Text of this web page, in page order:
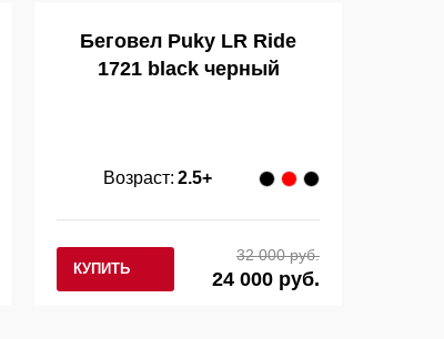
Беговел Puky LR Ride
1721 black черный
Возраст: 2.5+
КУПИТЬ
32 000 руб.
24 000 руб.